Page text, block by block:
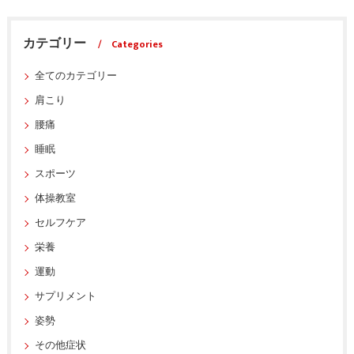
カテゴリー
Categories
全てのカテゴリー
肩こり
腰痛
睡眠
スポーツ
体操教室
セルフケア
栄養
運動
サプリメント
姿勢
その他症状